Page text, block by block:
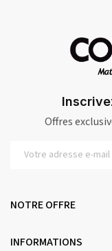
Offres
NOTRE OFFRE
INFORMATIONS